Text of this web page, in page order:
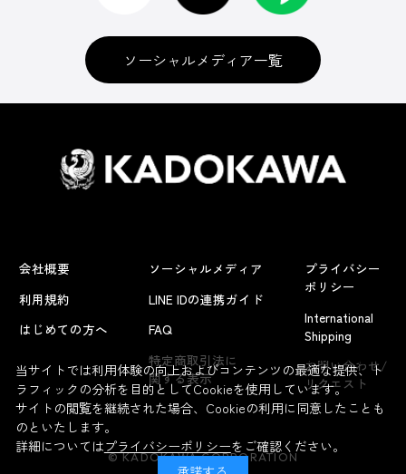
よくあるお問い合わせ
ソーシャルメディア一覧
会社概要
利用規約
はじめての方へ
ソーシャルメディア
LINE IDの連携ガイド
FAQ
特定商取引法に
関する表示
プライバシー
ポリシー
International
Shipping
お問い合わせ/
リクエスト
© KADOKAWA CORPORATION
当サイトでは利用体験の向上およびコンテンツの最適な提供、ト
ラフィックの分析を目的としてCookieを使用しています。
サイトの閲覧を継続された場合、Cookieの利用に同意したことも
のといたします。
詳細についてはプライバシーポリシーをご確認ください。